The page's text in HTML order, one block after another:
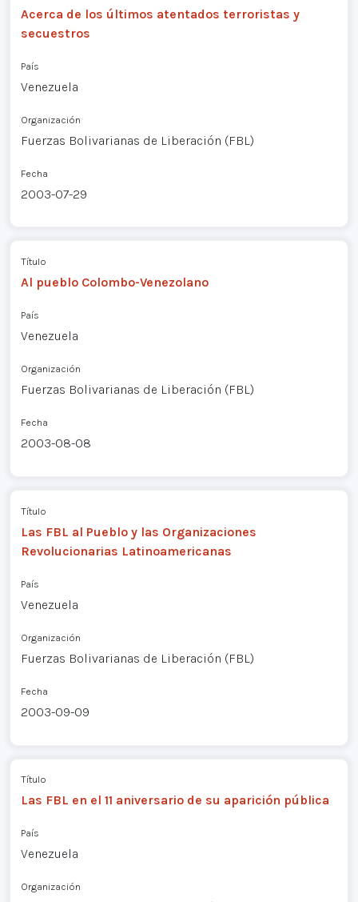
Acerca de los últimos atentados terroristas y
secuestros
País
Venezuela
Organización
Fuerzas Bolivarianas de Liberación (FBL)
Fecha
2003-07-29
Título
Al pueblo Colombo-Venezolano
País
Venezuela
Organización
Fuerzas Bolivarianas de Liberación (FBL)
Fecha
2003-08-08
Título
Las FBL al Pueblo y las Organizaciones
Revolucionarias Latinoamericanas
País
Venezuela
Organización
Fuerzas Bolivarianas de Liberación (FBL)
Fecha
2003-09-09
Título
Las FBL en el 11 aniversario de su aparición pública
País
Venezuela
Organización